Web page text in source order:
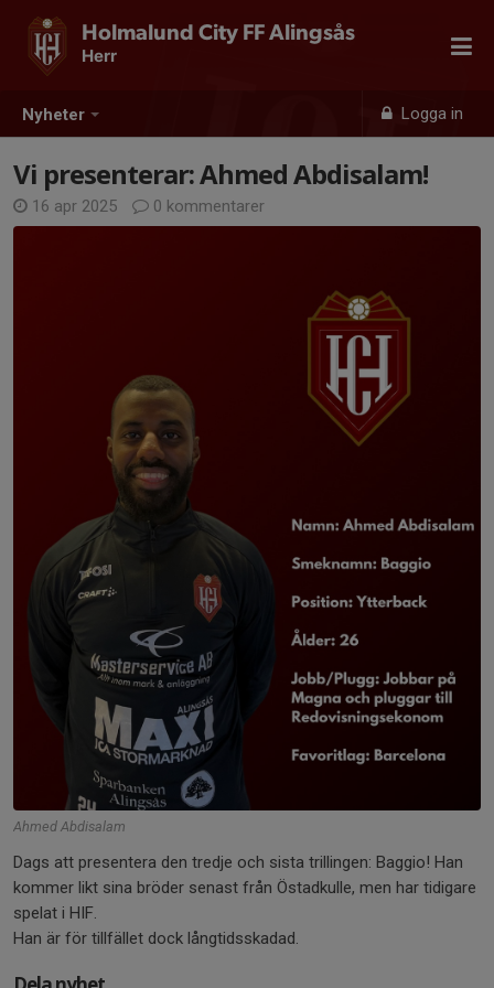
Nyheter Logga in
Holmalund City FF Alingsås
Herr
Vi presenterar: Ahmed Abdisalam!
16 apr 2025 0 kommentarer
Ahmed Abdisalam
Dags att presentera den tredje och sista trillingen: Baggio! Han
kommer likt sina bröder senast från Östadkulle, men har tidigare
spelat i HIF.
Han är för tillfället dock långtidsskadad.